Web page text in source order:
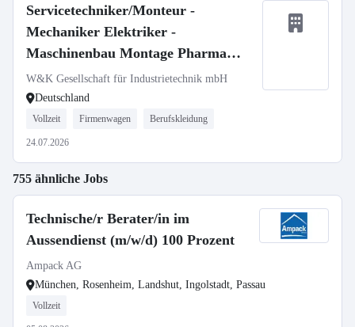
Servicetechniker/Monteur -
Mechaniker Elektriker -
Maschinenbau Montage Pharma
Medizintechnik (m/w/d)
W&K Gesellschaft für Industrietechnik mbH
Deutschland
Vollzeit Firmenwagen Berufskleidung
24.07.2026
755 ähnliche Jobs
Technische/r Berater/in im
Aussendienst (m/w/d) 100 Prozent
Ampack AG
München, Rosenheim, Landshut, Ingolstadt, Passau
Vollzeit